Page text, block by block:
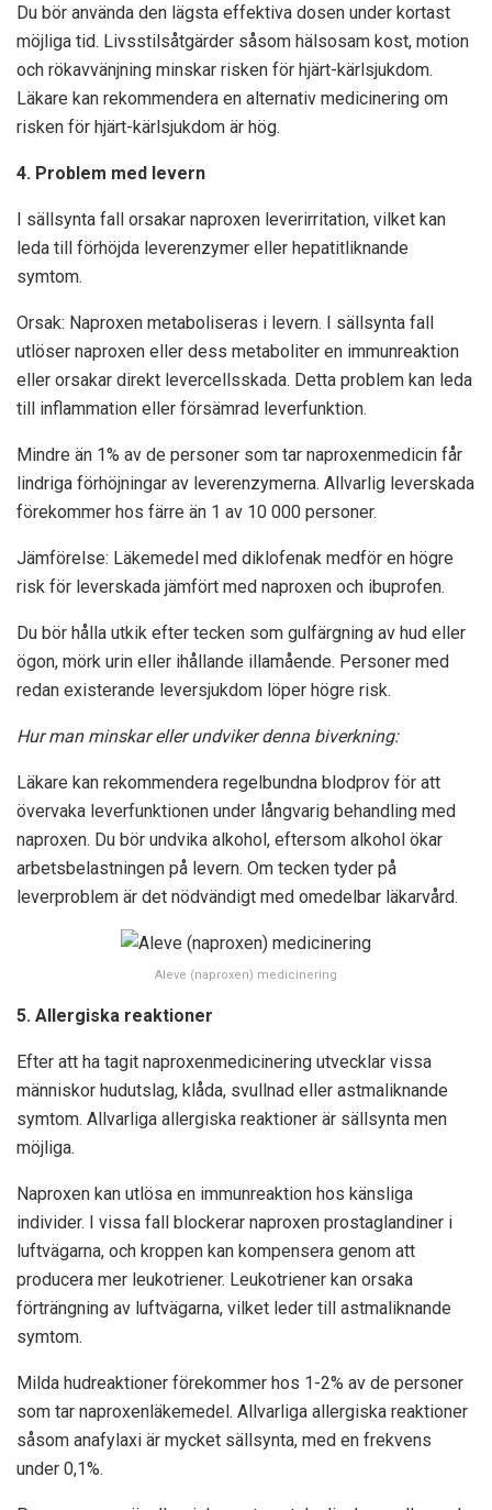
Du bör använda den lägsta effektiva dosen under kortast
möjliga tid. Livsstilsåtgärder såsom hälsosam kost, motion
och rökavvänjning minskar risken för hjärt-kärlsjukdom.
Läkare kan rekommendera en alternativ medicinering om
risken för hjärt-kärlsjukdom är hög.
4. Problem med levern
I sällsynta fall orsakar naproxen leverirritation, vilket kan
leda till förhöjda leverenzymer eller hepatitliknande
symtom.
Orsak: Naproxen metaboliseras i levern. I sällsynta fall
utlöser naproxen eller dess metaboliter en immunreaktion
eller orsakar direkt levercellsskada. Detta problem kan leda
till inflammation eller försämrad leverfunktion.
Mindre än 1% av de personer som tar naproxenmedicin får
lindriga förhöjningar av leverenzymerna. Allvarlig leverskada
förekommer hos färre än 1 av 10 000 personer.
Jämförelse: Läkemedel med diklofenak medför en högre
risk för leverskada jämfört med naproxen och ibuprofen.
Du bör hålla utkik efter tecken som gulfärgning av hud eller
ögon, mörk urin eller ihållande illamående. Personer med
redan existerande leversjukdom löper högre risk.
Hur man minskar eller undviker denna biverkning:
Läkare kan rekommendera regelbundna blodprov för att
övervaka leverfunktionen under långvarig behandling med
naproxen. Du bör undvika alkohol, eftersom alkohol ökar
arbetsbelastningen på levern. Om tecken tyder på
leverproblem är det nödvändigt med omedelbar läkarvård.
Aleve (naproxen) medicinering
5. Allergiska reaktioner
Efter att ha tagit naproxenmedicinering utvecklar vissa
människor hudutslag, klåda, svullnad eller astmaliknande
symtom. Allvarliga allergiska reaktioner är sällsynta men
möjliga.
Naproxen kan utlösa en immunreaktion hos känsliga
individer. I vissa fall blockerar naproxen prostaglandiner i
luftvägarna, och kroppen kan kompensera genom att
producera mer leukotriener. Leukotriener kan orsaka
förträngning av luftvägarna, vilket leder till astmaliknande
symtom.
Milda hudreaktioner förekommer hos 1-2% av de personer
som tar naproxenläkemedel. Allvarliga allergiska reaktioner
såsom anafylaxi är mycket sällsynta, med en frekvens
under 0,1%.